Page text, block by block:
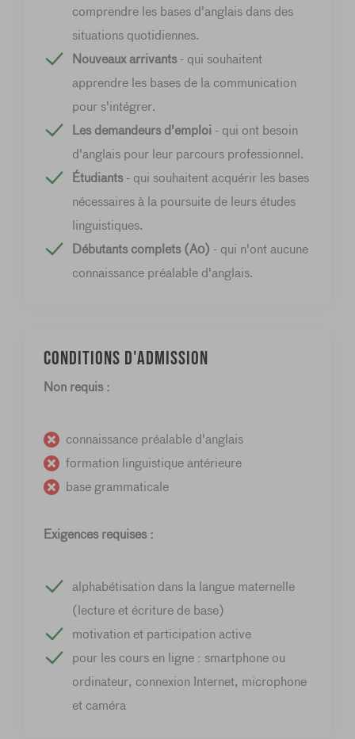
comprendre les bases d'anglais dans des
situations quotidiennes.
Nouveaux arrivants- qui souhaitent
apprendre les bases de la communication
pour s'intégrer.
Les demandeurs d'emploi - qui ont besoin
d'anglais pour leur parcours professionnel.
Étudiants- qui souhaitent acquérir les bases
nécessaires à la poursuite de leurs études
linguistiques.
Débutants complets (A0) - qui n'ont aucune
connaissance préalable d'anglais.
Conditions d'admission
Non requis :
connaissance préalable d'anglais
formation linguistique antérieure
base grammaticale
Exigences requises :
alphabétisation dans la langue maternelle
(lecture et écriture de base)
motivation et participation active
pour les cours en ligne : smartphone ou
ordinateur, connexion Internet, microphone
et caméra